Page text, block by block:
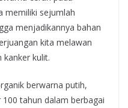
memiliki sejumlah
menjadikannya bahan
kita melawan
kanker kulit.
berwarna putih,
tahun dalam berbagai